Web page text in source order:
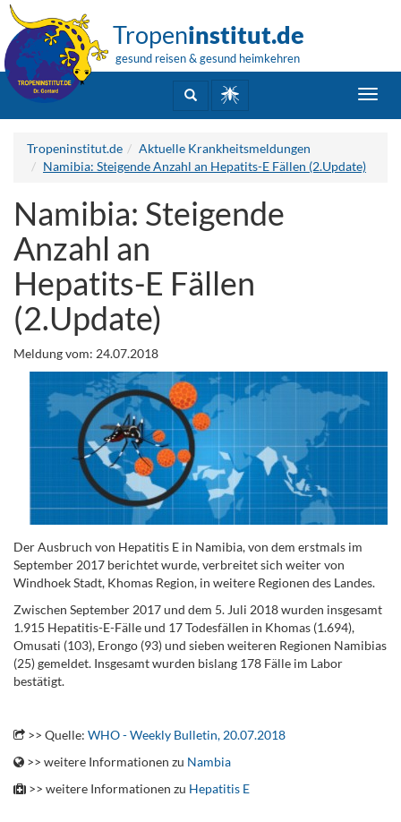
Tropeninstitut.de
gesund reisen & gesund heimkehren
Tropeninstitut.de
Aktuelle Krankheitsmeldungen
Namibia: Steigende Anzahl an Hepatits-E Fällen (2.Update)
Namibia: Steigende
Anzahl an
Hepatits-E Fällen
(2.Update)
Meldung vom: 24.07.2018
Der Ausbruch von Hepatitis E in Namibia, von dem erstmals im
September 2017 berichtet wurde, verbreitet sich weiter von
Windhoek Stadt, Khomas Region, in weitere Regionen des Landes.
Zwischen September 2017 und dem 5. Juli 2018 wurden insgesamt
1.915 Hepatitis-E-Fälle und 17 Todesfällen in Khomas (1.694),
Omusati (103), Erongo (93) und sieben weiteren Regionen Namibias
(25) gemeldet. Insgesamt wurden bislang 178 Fälle im Labor
bestätigt.
>> Quelle: WHO - Weekly Bulletin, 20.07.2018
>> weitere Informationen zu Nambia
>> weitere Informationen zu Hepatitis E